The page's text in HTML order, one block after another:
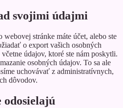
svojimi údajmi
webovej stránke máte účet, alebo ste
o export vašich osobných
údajov, ktoré ste nám poskytli.
osobných údajov. To sa ale
uchovávať z administratívnych,
dôvodov.
odosielajú